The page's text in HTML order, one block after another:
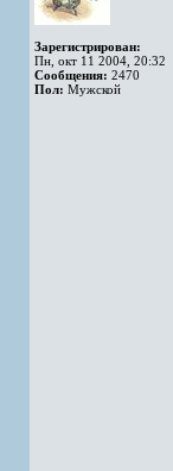
Зарегистрирован:
Пн, окт 11 2004, 20:32
Сообщения: 2470
Пол: Мужской